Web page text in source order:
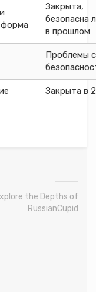
Закрыта,
безопасна
в прошлом
Проблемы с
Закрыта в
the Depths of
RussianCupid